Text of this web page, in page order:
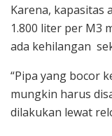
Karena, kapasitas
1.800 liter per M3
ada kehilangan
“Pipa yang bocor
mungkin harus
dilakukan lewat